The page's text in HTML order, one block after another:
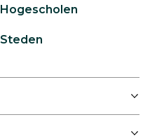
Hogescholen
Steden